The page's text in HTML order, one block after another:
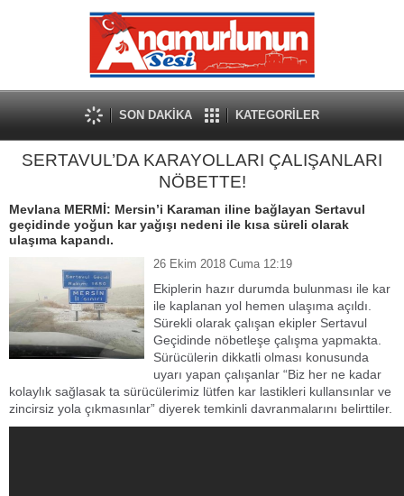
SON DAKİKA KATEGORİLER
SERTAVUL’DA KARAYOLLARI ÇALIŞANLARI
NÖBETTE!
Mevlana MERMİ: Mersin’i Karaman iline bağlayan Sertavul
geçidinde yoğun kar yağışı nedeni ile kısa süreli olarak
ulaşıma kapandı.
26 Ekim 2018 Cuma 12:19
Ekiplerin hazır durumda bulunması ile kar
ile kaplanan yol hemen ulaşıma açıldı.
Sürekli olarak çalışan ekipler Sertavul
Geçidinde nöbetleşe çalışma yapmakta.
Sürücülerin dikkatli olması konusunda
uyarı yapan çalışanlar “Biz her ne kadar
kolaylık sağlasak ta sürücülerimiz lütfen kar lastikleri kullansınlar ve
zincirsiz yola çıkmasınlar” diyerek temkinli davranmalarını belirttiler.